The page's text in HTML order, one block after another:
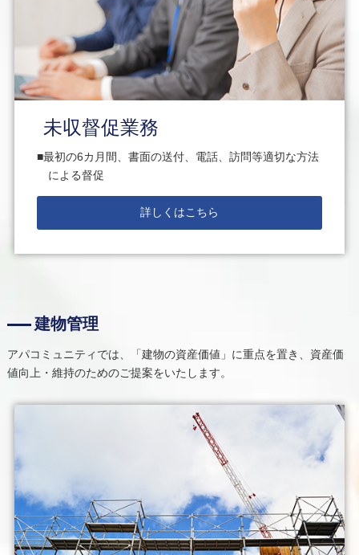
未収督促業務
最初の6カ月間、書面の送付、電話、訪問等適切な方法
による督促
詳しくはこちら
建物管理
アパコミュニティでは、「建物の資産価値」に重点を置き、資産価
値向上・維持のためのご提案をいたします。